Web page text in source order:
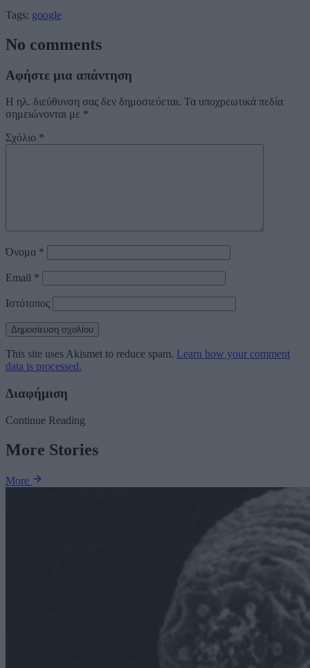
Tags: google
No comments
Αφήστε μια απάντηση
Η ηλ. διεύθυνση σας δεν δημοσιεύεται. Τα υποχρεωτικά πεδία
σημειώνονται με *
Σχόλιο *
Όνομα *
Email *
Ιστότοπος
This site uses Akismet to reduce spam. Learn how your comment
data is processed.
Διαφήμιση
Continue Reading
More Stories
More